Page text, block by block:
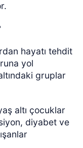
hayatı tehdit
yol
gruplar
altı çocuklar
diyabet ve